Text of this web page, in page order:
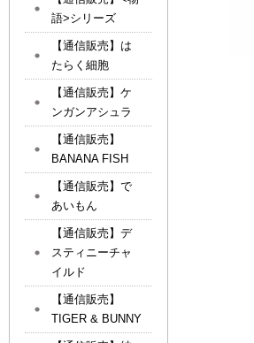
語>シリーズ
【通信販売】は
たらく細胞
【通信販売】ケ
ンガンアシュラ
【通信販売】
BANANA FISH
【通信販売】で
あいもん
【通信販売】デ
スティニーチャ
イルド
【通信販売】
TIGER & BUNNY